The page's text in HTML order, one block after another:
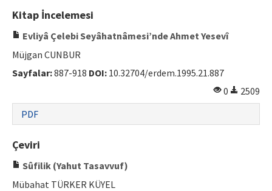
Kitap İncelemesi
Evliyâ Çelebi Seyâhatnâmesi’nde Ahmet Yesevî
Müjgan CUNBUR
Sayfalar:887-918 DOI: 10.32704/erdem.1995.21.887
0
2509
PDF
Çeviri
Sûfilik (Yahut Tasavvuf)
Mübahat TÜRKER KÜYEL